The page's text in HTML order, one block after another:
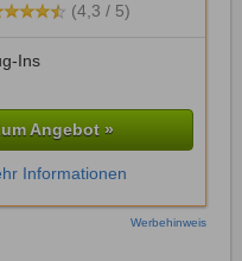
(4,3 / 5)
Ins
Angebot »
Informationen
Werbehinweis